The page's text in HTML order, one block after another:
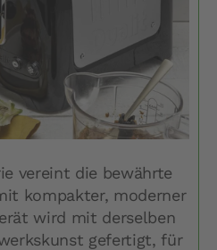
vereint die bewährte
kompakter, moderner
wird mit derselben
gefertigt, für